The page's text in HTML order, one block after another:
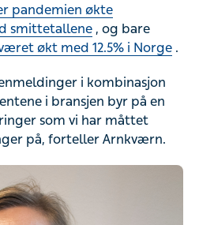
pandemien økte
smittetallene , og bare
økt med 12.5% i Norge .
i kombinasjon
i bransjen byr på en
som vi har måttet
på, forteller Arnkværn.